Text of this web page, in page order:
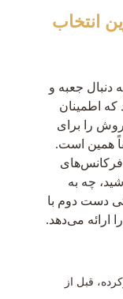
انتخاب
دنبال جعبه و
که اطمینان
را برای
همین است.
فرکانس‌های
چه به
دست دوم با
ارائه می‌دهد.
قبل از